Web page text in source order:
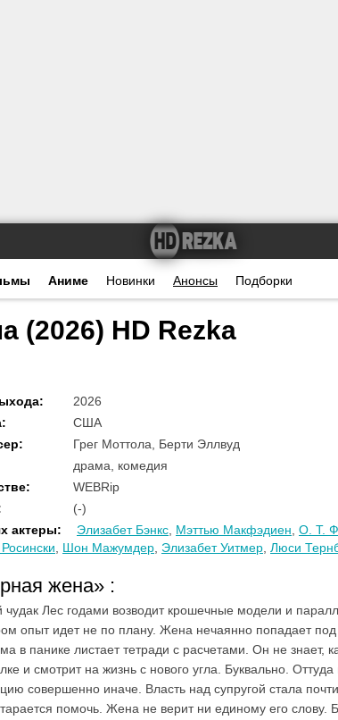
Аниме Новинки Анонсы Подборки
(2026) HD Rezka
:
2026
:
США
:
Грег Моттола, Берти Эллвуд
драма, комедия
:
WEBRip
(-)
актеры: Элизабет Бэнкс Мэттью Макфэдиен О. Т.
Шон Мажумдер Элизабет Уитмер Люси
жена» :
Лес годами возводит крошечные модели и
опыт идет не по плану. Жена нечаянно попадает под
в панике листает тетради с расчетами. Он не знает,
и смотрит на жизнь с нового угла. Буквально.
совершенно иначе. Власть над супругой стала
помочь. Жена не верит ни единому его слову.